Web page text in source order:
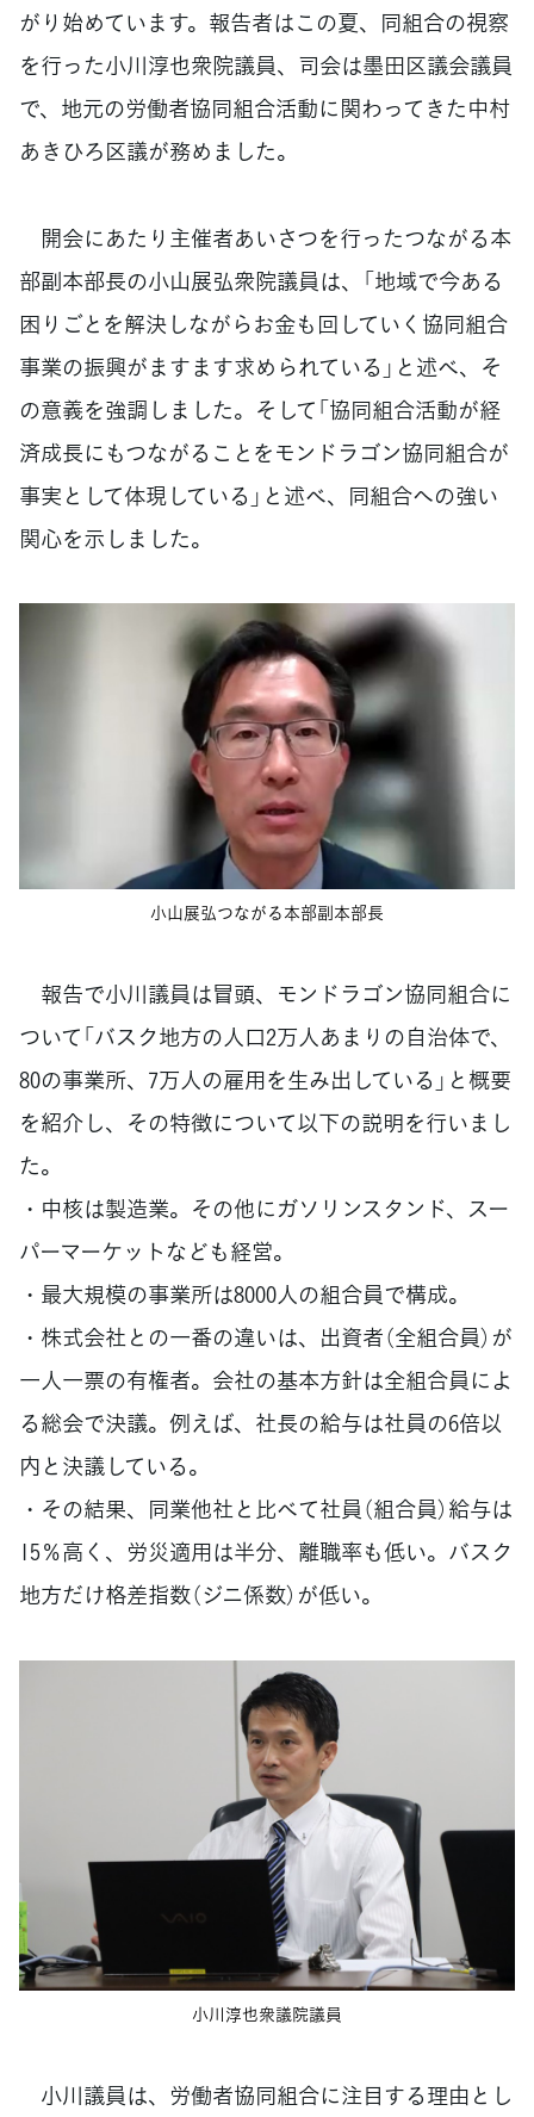
がり始めています。報告者はこの夏、同組合の視察
を行った小川淳也衆院議員、司会は墨田区議会議員
で、地元の労働者協同組合活動に関わってきた中村
あきひろ区議が務めました。
開会にあたり主催者あいさつを行ったつながる本
部副本部長の小山展弘衆院議員は、「地域で今ある
困りごとを解決しながらお金も回していく協同組合
事業の振興がますます求められている」と述べ、そ
の意義を強調しました。そして「協同組合活動が経
済成長にもつながることをモンドラゴン協同組合が
事実として体現している」と述べ、同組合への強い
関心を示しました。
小山展弘つながる本部副本部長
報告で小川議員は冒頭、モンドラゴン協同組合に
ついて「バスク地方の人口2万人あまりの自治体で、
80の事業所、7万人の雇用を生み出している」と概要
を紹介し、その特徴について以下の説明を行いまし
た。
・中核は製造業。その他にガソリンスタンド、スー
パーマーケットなども経営。
・最大規模の事業所は8000人の組合員で構成。
・株式会社との一番の違いは、出資者（全組合員）が
一人一票の有権者。会社の基本方針は全組合員によ
る総会で決議。例えば、社長の給与は社員の6倍以
内と決議している。
・その結果、同業他社と比べて社員（組合員）給与は
15％高く、労災適用は半分、離職率も低い。バスク
地方だけ格差指数（ジニ係数）が低い。
小川淳也衆議院議員
小川議員は、労働者協同組合に注目する理由とし